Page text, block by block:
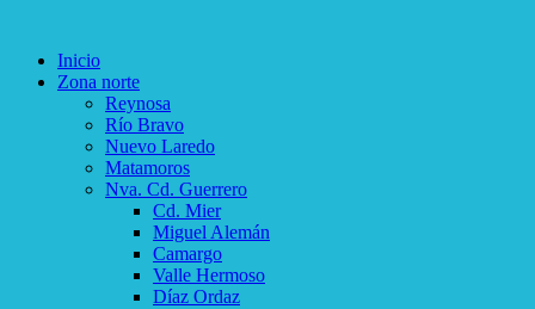
Inicio
Zona norte
Reynosa
Río Bravo
Nuevo Laredo
Matamoros
Nva. Cd. Guerrero
Cd. Mier
Miguel Alemán
Camargo
Valle Hermoso
Díaz Ordaz